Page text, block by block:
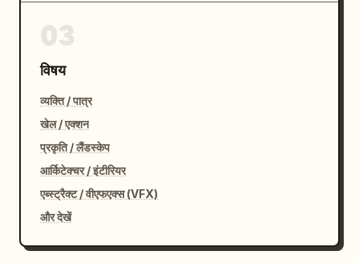
विषय
व्यक्ति / पात्र
खेल / एक्शन
प्रकृति / लैंडस्केप
आर्किटेक्चर / इंटीरियर
एब्स्ट्रैक्ट / वीएफएक्स (VFX)
और देखें